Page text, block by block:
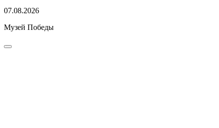
07.08.2026
Музей Победы